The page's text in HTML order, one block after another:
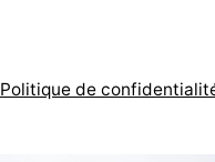
Politique de